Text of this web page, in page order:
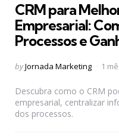
CRM para
Empresarial:
Processos e
Posted
byJornada Marketing 1
Descubra como o CRM
empresarial, centralizar
dos processos.